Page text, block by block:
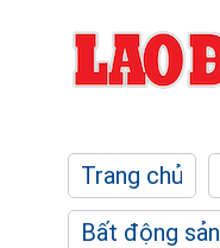
Trang chủ
Bất động sản